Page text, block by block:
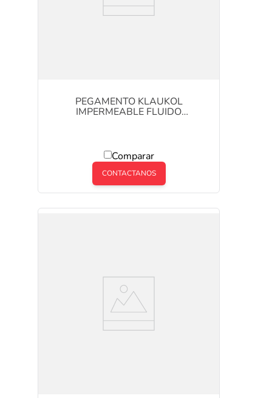
PEGAMENTO KLAUKOL
IMPERMEABLE FLUIDO
Comparar
CONTACTANOS